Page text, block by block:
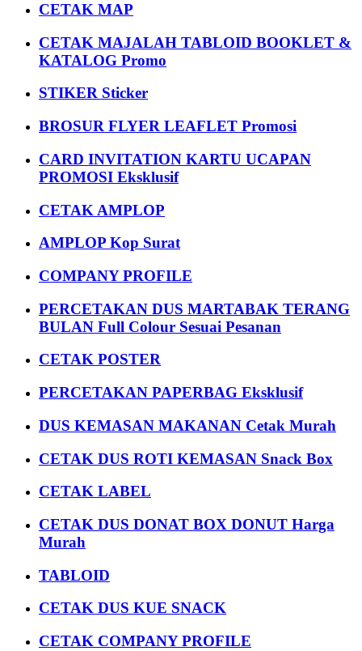
CETAK MAP
CETAK MAJALAH TABLOID BOOKLET &
KATALOG Promo
STIKER Sticker
BROSUR FLYER LEAFLET Promosi
CARD INVITATION KARTU UCAPAN
PROMOSI Eksklusif
CETAK AMPLOP
AMPLOP Kop Surat
COMPANY PROFILE
PERCETAKAN DUS MARTABAK TERANG
BULAN Full Colour Sesuai Pesanan
CETAK POSTER
PERCETAKAN PAPERBAG Eksklusif
DUS KEMASAN MAKANAN Cetak Murah
CETAK DUS ROTI KEMASAN Snack Box
CETAK LABEL
CETAK DUS DONAT BOX DONUT Harga
Murah
TABLOID
CETAK DUS KUE SNACK
CETAK COMPANY PROFILE